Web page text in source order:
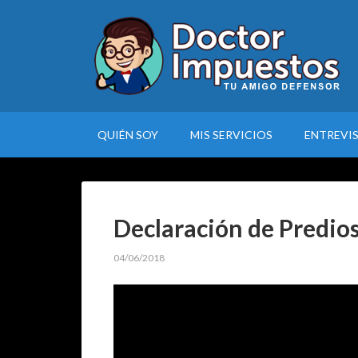
QUIÉN SOY MIS SERVICIOS
Declaración de
04/06/2018